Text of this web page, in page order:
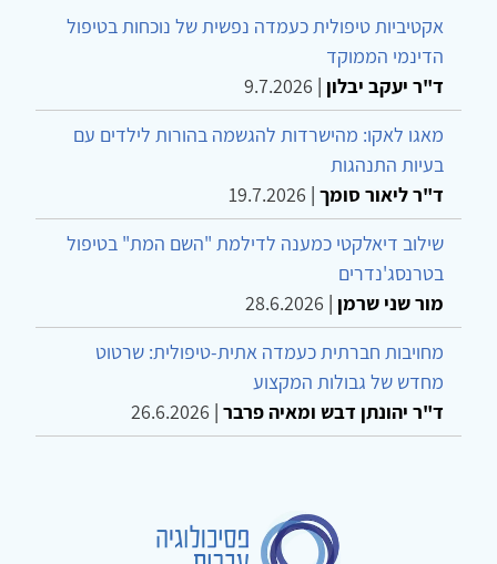
אקטיביות טיפולית כעמדה נפשית של נוכחות בטיפול
הדינמי הממוקד
ד"ר יעקב יבלון |
9.7.2026
מאגו לאקו: מהישרדות להגשמה בהורות לילדים עם
בעיות התנהגות
ד"ר ליאור סומך |
19.7.2026
שילוב דיאלקטי כמענה לדילמת "השם המת" בטיפול
בטרנסג'נדרים
מור שני שרמן |
28.6.2026
מחויבות חברתית כעמדה אתית-טיפולית: שרטוט
מחדש של גבולות המקצוע
ד"ר יהונתן דבש ומאיה פרבר |
26.6.2026